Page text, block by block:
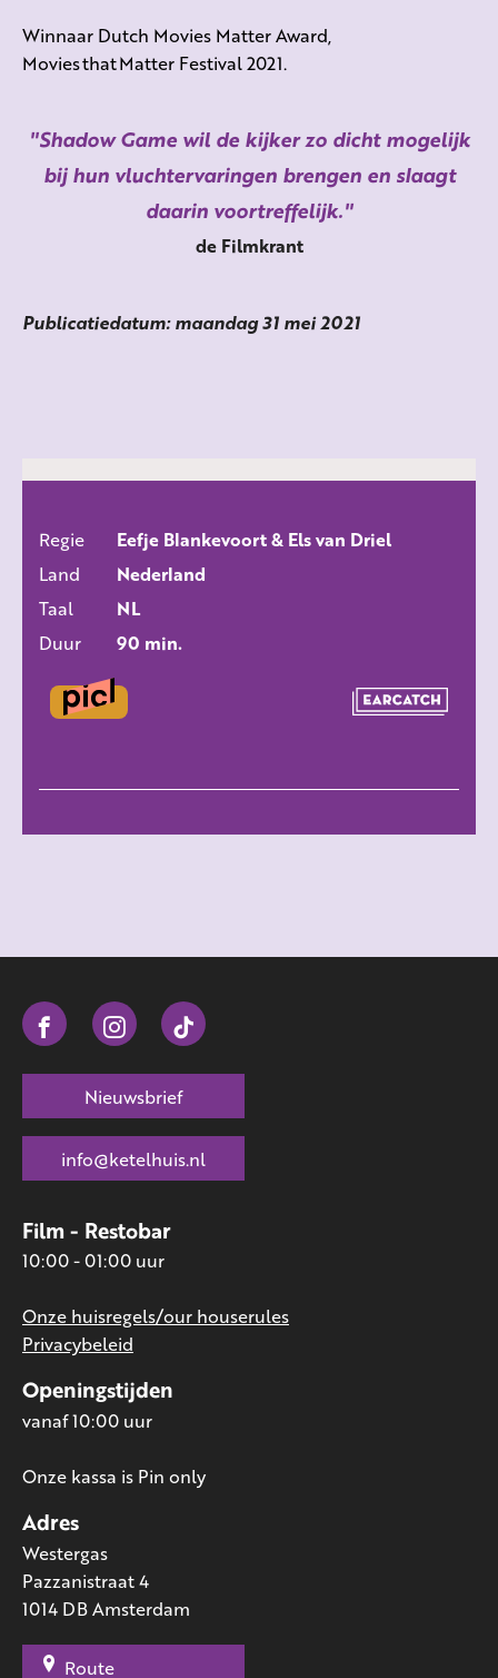
Winnaar Dutch Movies Matter Award,
MoviesthatMatter Festival 2021.
Shadow Game wil de kijker zo dicht mogelijk
bij hun vluchtervaringen brengen en slaagt
daarin voortreffelijk.
de Filmkrant
Publicatiedatum: maandag 31 mei 2021
Regie
Eefje Blankevoort & Els van Driel
Land
Nederland
Taal
NL
Duur
90 min.
Adres
Westergas
Pazzanistraat 4
1014 DB Amsterdam
Route
Openingstijden
vanaf 10:00 uur
Onze kassa is Pin only
Film - Restobar
10:00 - 01:00 uur
Onze huisregels/our houserules
Privacybeleid
Nieuwsbrief
info@ketelhuis.nl